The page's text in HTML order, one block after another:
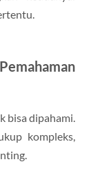
bisa dipahami.
kompleks,